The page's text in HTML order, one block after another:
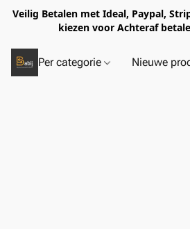
Veilig Betalen met Ideal, Paypal,
kiezen voor Achteraf
Per categorie Nieuwe